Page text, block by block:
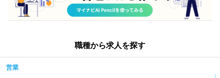
職種から求人を探す
営業